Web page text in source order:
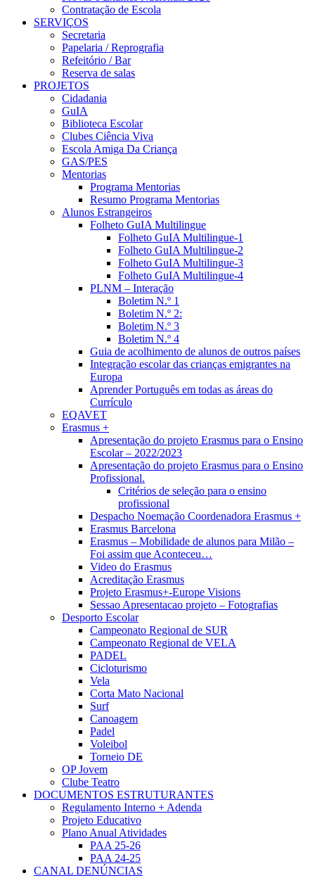
Contratação de Escola
SERVIÇOS
Secretaria
Papelaria / Reprografia
Refeitório / Bar
Reserva de salas
PROJETOS
Cidadania
GuIA
Biblioteca Escolar
Clubes Ciência Viva
Escola Amiga Da Criança
GAS/PES
Mentorias
Programa Mentorias
Resumo Programa Mentorias
Alunos Estrangeiros
Folheto GuIA Multilingue
Folheto GuIA Multilingue-1
Folheto GuIA Multilingue-2
Folheto GuIA Multilingue-3
Folheto GuIA Multilingue-4
PLNM – Interação
Boletim N.º 1
Boletim N.º 2:
Boletim N.º 3
Boletim N.º 4
Guia de acolhimento de alunos de outros países
Integração escolar das crianças emigrantes na
Europa
Aprender Português em todas as áreas do
Currículo
EQAVET
Erasmus +
Apresentação do projeto Erasmus para o Ensino
Escolar – 2022/2023
Apresentação do projeto Erasmus para o Ensino
Profissional.
Critérios de seleção para o ensino
profissional
Despacho Noemação Coordenadora Erasmus +
Erasmus Barcelona
Erasmus – Mobilidade de alunos para Milão –
Foi assim que Aconteceu…
Video do Erasmus
Acreditação Erasmus
Projeto Erasmus+-Europe Visions
Sessao Apresentacao projeto – Fotografias
Desporto Escolar
Campeonato Regional de SUR
Campeonato Regional de VELA
PADEL
Cicloturismo
Vela
Corta Mato Nacional
Surf
Canoagem
Padel
Voleibol
Torneio DE
OP Jovem
Clube Teatro
DOCUMENTOS ESTRUTURANTES
Regulamento Interno + Adenda
Projeto Educativo
Plano Anual Atividades
PAA 25-26
PAA 24-25
CANAL DENÚNCIAS